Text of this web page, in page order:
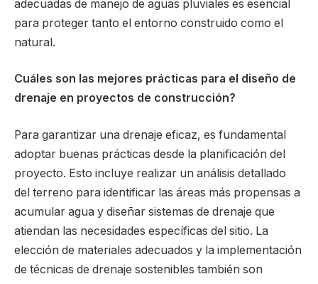
adecuadas de manejo de aguas pluviales es esencial
para proteger tanto el entorno construido como el
natural.
Cuáles son las mejores prácticas para el diseño de
drenaje en proyectos de construcción?
Para garantizar una drenaje eficaz, es fundamental
adoptar buenas prácticas desde la planificación del
proyecto. Esto incluye realizar un análisis detallado
del terreno para identificar las áreas más propensas a
acumular agua y diseñar sistemas de drenaje que
atiendan las necesidades específicas del sitio. La
elección de materiales adecuados y la implementación
de técnicas de drenaje sostenibles también son